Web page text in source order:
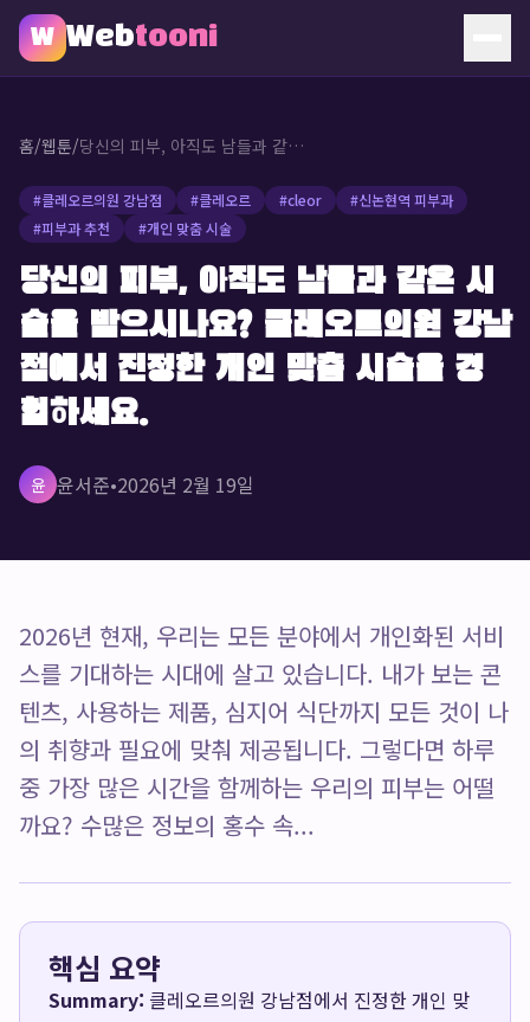
W Webtooni
소개
문의
🔥 인기 웹툰
홈/웹툰/ 당신의 피부, 아직도 남들과 같은 시술을 받으시나요? 클레오르의원 강남점에서 진정한 개인 맞춤 시술을 경험하세요.
#클레오르의원 강남점 #클레오르 #cleor #신논현역 피부과
#피부과 추천 #개인 맞춤 시술
당신의 피부, 아직도 남들과 같은 시
술을 받으시나요? 클레오르의원 강남
점에서 진정한 개인 맞춤 시술을 경
험하세요.
윤 윤서준•2026년 2월 19일
2026년 현재, 우리는 모든 분야에서 개인화된 서비
스를 기대하는 시대에 살고 있습니다. 내가 보는 콘
텐츠, 사용하는 제품, 심지어 식단까지 모든 것이 나
의 취향과 필요에 맞춰 제공됩니다. 그렇다면 하루
중 가장 많은 시간을 함께하는 우리의 피부는 어떨
까요? 수많은 정보의 홍수 속...
핵심 요약
Summary: 클레오르의원 강남점에서 진정한 개인 맞